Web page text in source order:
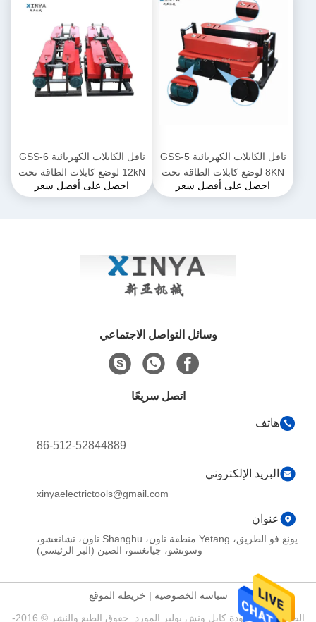
ناقل الكابلات الكهربائية GSS-5
8KN لوضع كابلات الطاقة تحت
الأرض
احصل على أفضل سعر
ناقل الكابلات الكهربائية GSS-6
12kN لوضع كابلات الطاقة تحت
الأرض
احصل على أفضل سعر
وسائل التواصل الاجتماعي
اتصل سريعًا
هاتف
86-512-52844889
البريد الإلكتروني
xinyaelectrictools@gmail.com
عنوان
يونغ فو الطريق، Yetang منطقة تاون، Shanghu تاون، تشانغشو،
وسوتشو، جيانغسو، الصين (البر الرئيسي)
سياسة الخصوصية|خريطة الموقع
الصين جيدة الجودة كابل ونش بولير المورد. حقوق الطبع والنشر © 2016-